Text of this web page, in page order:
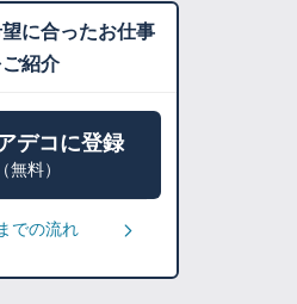
に合ったお仕事
紹介
デコに登録
（無料）
での流れ